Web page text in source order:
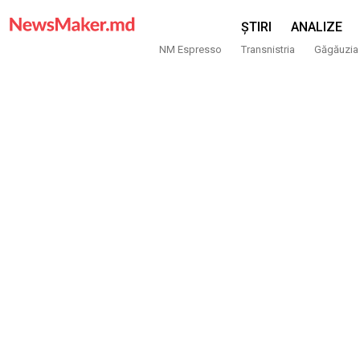
ȘTIRI ANALIZE
NM Espresso Transnistria Găgăuzia